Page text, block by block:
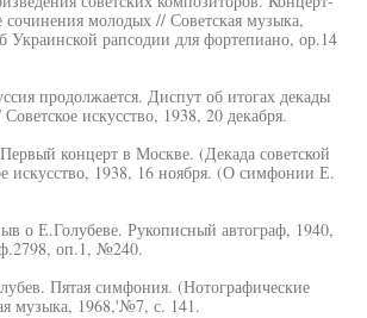
молодых // Советская музыка,
рапсодии для фортепиано, ор.14
продолжается. Диспут об итогах декады
искусство, 1938, 20 декабря.
концерт в Москве. (Декада советской
искусство, 1938, 16 ноября. (О симфонии Е.
о Е.Голубеве. Рукописный автограф, 1940,
оп.1, №240.
Пятая симфония. (Нотографические
музыка, 1968,'№7, с. 141.